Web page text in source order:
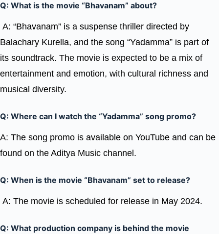
Q: What is the movie “Bhavanam” about?
A: “Bhavanam” is a suspense thriller directed by
Balachary Kurella, and the song “Yadamma” is part of
its soundtrack. The movie is expected to be a mix of
entertainment and emotion, with cultural richness and
musical diversity.
Q: Where can I watch the “Yadamma” song promo?
A: The song promo is available on YouTube and can be
found on the Aditya Music channel.
Q: When is the movie “Bhavanam” set to release?
A: The movie is scheduled for release in May 2024.
Q: What production company is behind the movie